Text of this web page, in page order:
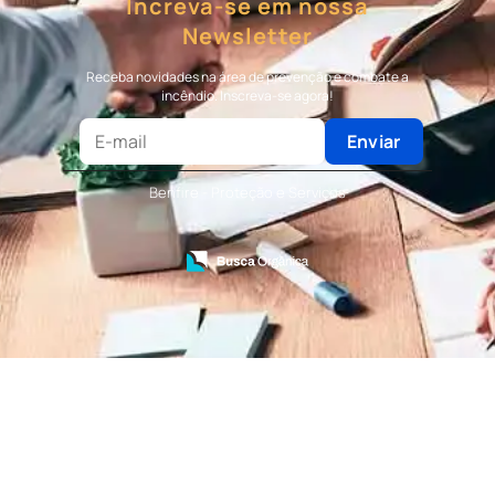
Bombeiro Civil
Terceirização de Bombeiro
Terceirização de Bombeiro Civil
Terceirização de Portaria
Terceirização de Recepção
Terceirização de Recepcionista
Terceirização de Serviços de Recepcionistas
Treinamento de Bombeiro Civil
Treinamento de Bombeiros
Treinamento de Brigada
Treinamento de Brigada de Emergência
Treinamento de Brigada de Incêndio
Treinamento de Brigada de Incêndio Valor
Treinamento de Brigadista de Incêndio
Treinamento de Combate a Incêndio NR 23
Increva-se em nossa
Newsletter
Receba novidades na área de prevenção e combate a
incêndio. Inscreva-se agora!
Enviar
Benfire - Proteção e Serviços